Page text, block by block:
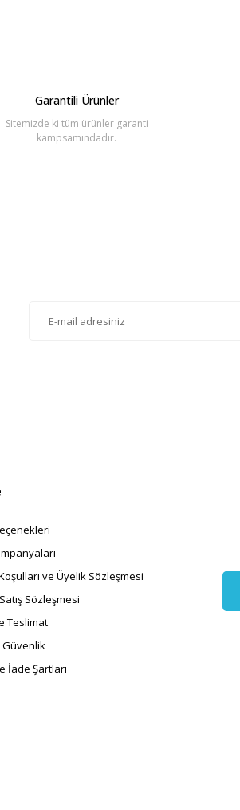
Garantili Ürünler
Sitemizde ki tüm ürünler garanti
kampsamındadır.
ve Üyelik Sözleşmesi
Sözleşmesi
Teslimat
Güvenlik
İade Şartları